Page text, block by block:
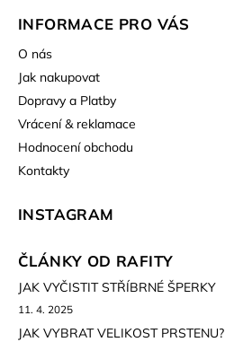
INFORMACE PRO VÁS
O nás
Jak nakupovat
Dopravy a Platby
Vrácení & reklamace
Hodnocení obchodu
Kontakty
INSTAGRAM
ČLÁNKY OD RAFITY
JAK VYČISTIT STŘÍBRNÉ ŠPERKY
11. 4. 2025
JAK VYBRAT VELIKOST PRSTENU?